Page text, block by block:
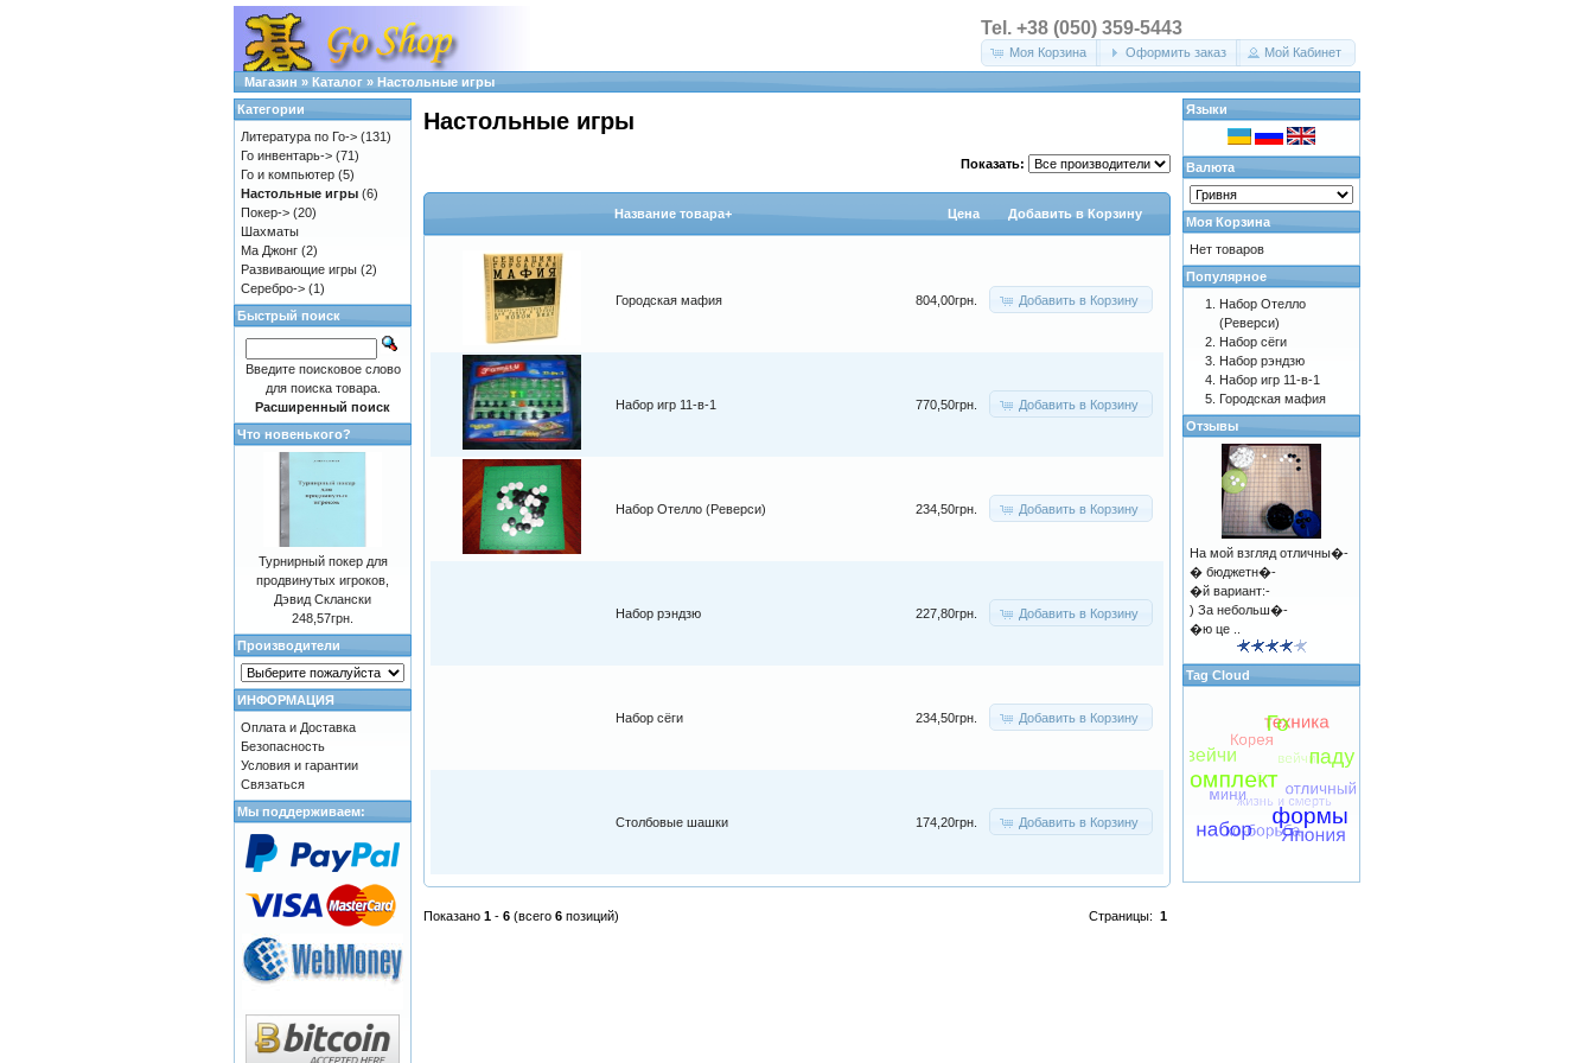
Tel. +38 (050) 359-5443
Моя Корзина Оформить заказ Мой Кабинет
Магазин » Каталог » Настольные игры
Настольные игры
Показать:
Название товара+ Цена Добавить в Корзину
Городская мафия 804,00грн. Добавить в Корзину
Набор игр 11-в-1 770,50грн. Добавить в Корзину
Набор Отелло (Реверси) 234,50грн. Добавить в Корзину
Набор рэндзю 227,80грн. Добавить в Корзину
Набор сёги 234,50грн. Добавить в Корзину
Столбовые шашки 174,20грн. Добавить в Корзину
Страницы: 1
Показано 1 - 6 (всего 6 позиций)
Категории
Литература по Го-> (131)
Го инвентарь-> (71)
Го и компьютер (5)
Настольные игры (6)
Покер-> (20)
Шахматы
Ма Джонг (2)
Развивающие игры (2)
Серебро-> (1)
Быстрый поиск
Введите поисковое слово
для поиска товара.
Расширенный поиск
Что новенького?
Турнирный покер для
продвинутых игроков,
Дэвид Склански
248,57грн.
Производители
ИНФОРМАЦИЯ
Оплата и Доставка
Безопасность
Условия и гарантии
Связаться
Мы поддерживаем:
Языки
Валюта
Моя Корзина
Нет товаров
Популярное
Набор Отелло
(Реверси)
Набор сёги
Набор рэндзю
Набор игр 11-в-1
Городская мафия
Отзывы
На мой взгляд отличны�-
� бюджетн�-
�й вариант:-
) За небольш�-
�ю це ..
Tag Cloud